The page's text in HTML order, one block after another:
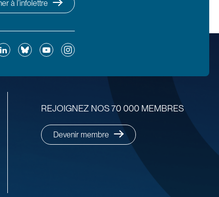
à l’infolettre
BlueskyYouTubeInstagram
REJOIGNEZ NOS 70 000 MEMBRES
Devenir membre